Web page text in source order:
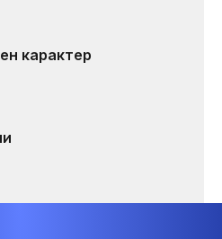
карактер